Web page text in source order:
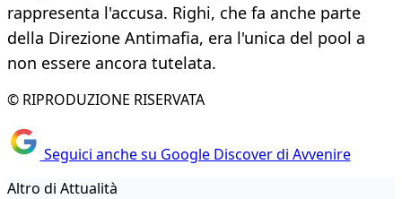
rappresenta l'accusa. Righi, che fa anche parte
della Direzione Antimafia, era l'unica del pool a
non essere ancora tutelata.
© RIPRODUZIONE RISERVATA
Seguici anche su Google Discover di Avvenire
Altro di Attualità